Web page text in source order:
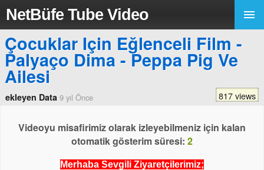
NetBüfe Tube Video
Çocuklar Için Eğlenceli Film -
Palyaço Dima - Peppa Pig Ve
Ailesi
ekleyen Data 9 yıl Önce 817 views
Videoyu misafirimiz olarak izleyebilmeniz için kalan
otomatik gösterim süresi: 2
Merhaba Sevgili Ziyaretçilerimiz;